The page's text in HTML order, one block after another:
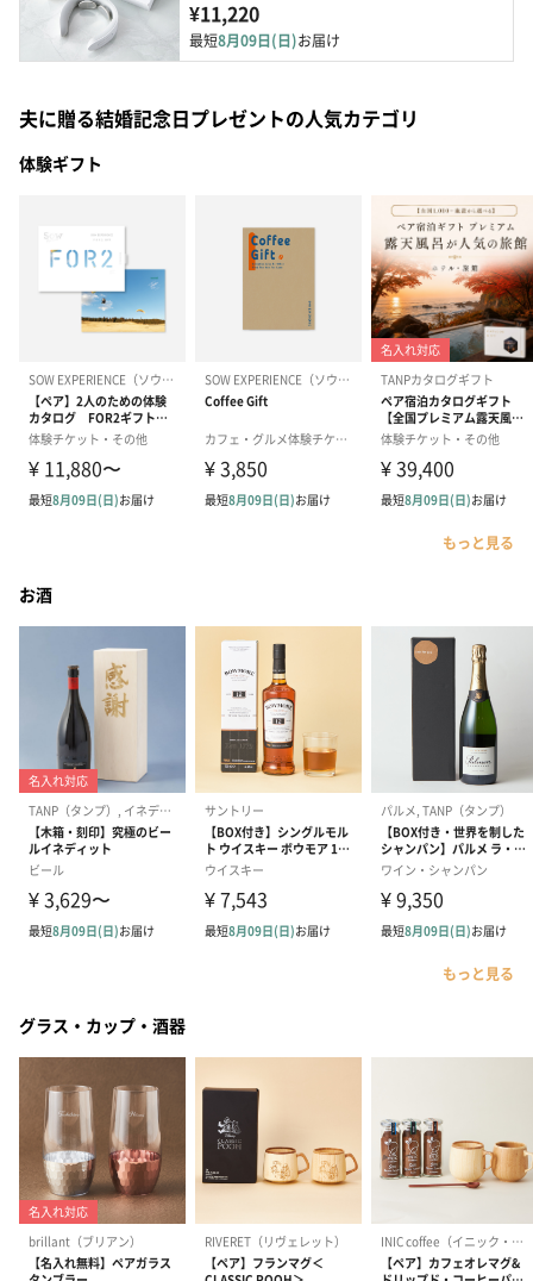
¥11,220
最短8月09日(日)お届け
夫に贈る結婚記念日プレゼントの人気カテゴリ
体験ギフト
もっと見る
お酒
もっと見る
グラス・カップ・酒器